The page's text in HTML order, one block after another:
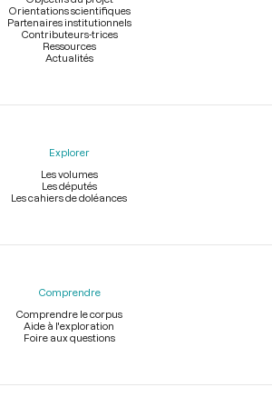
Orientations scientifiques
Partenaires institutionnels
Contributeurs-trices
Ressources
Actualités
Explorer
Les volumes
Les députés
Les cahiers de doléances
Comprendre
Comprendre le corpus
Aide à l'exploration
Foire aux questions